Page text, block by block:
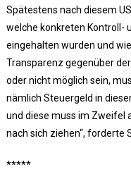
Spätestens nach diesem
welche konkreten Kontroll-
eingehalten wurden und
Transparenz gegenüber
oder nicht möglich sein,
nämlich Steuergeld in
und diese muss im Zweifel
nach sich ziehen“, forderte
*****